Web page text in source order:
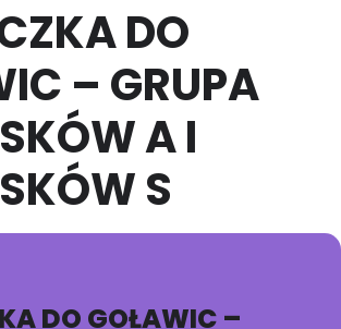
DO
– GRUPA
A I
S
DO GOŁAWIC –